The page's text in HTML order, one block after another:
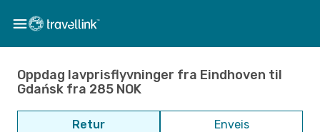
Oppdag lavprisflyvninger fra Eindhoven til
Gdańsk fra 285 NOK
Retur Enveis